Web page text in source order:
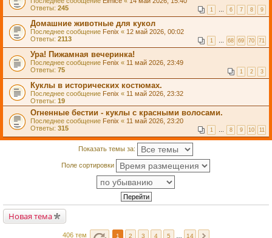
Ответы: 245 1 … 6 7 8 9
Домашние животные для кукол
Последнее сообщение Fenix « 12 май 2026, 00:02
Ответы: 2113 1 … 68 69 70 71
Ура! Пижамная вечеринка!
Последнее сообщение Fenix « 11 май 2026, 23:49
Ответы: 75 1 2 3
Куклы в исторических костюмах.
Последнее сообщение Fenix « 11 май 2026, 23:32
Ответы: 19
Огненные бестии - куклы с красными волосами.
Последнее сообщение Fenix « 11 май 2026, 23:20
Ответы: 315 1 … 8 9 10 11
Показать темы за:
Поле сортировки
Новая тема
406 тем 1 2 3 4 5 14